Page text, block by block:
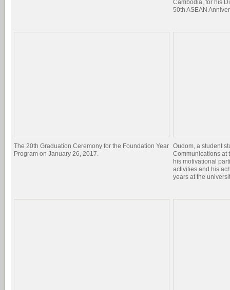
Cambodia, for his
50th ASEAN
The 20th Graduation Ceremony for the Foundation Year
Program on January 26, 2017.
Oudom, a student
Communications at
his motivational
activities and his
years at the